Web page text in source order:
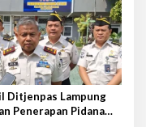
Ditjenpas Lampung
Penerapan Pidana